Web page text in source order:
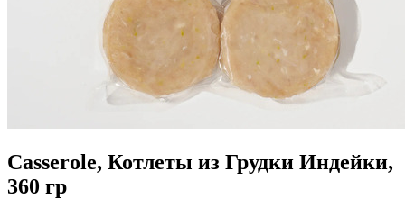
Casserole, Котлеты из Грудки Индейки,
360 гр